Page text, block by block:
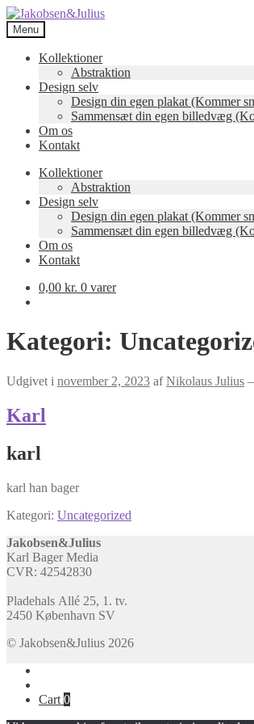
Spring
til
navigation
Spring
til
indhold
Menu
Kollektioner
Abstraktion
Design selv
Design din egen plakat (Kommer
Sammensæt din egen billedvæg
Om os
Kontakt
Kollektioner
Abstraktion
Design selv
Design din egen plakat (Kommer
Sammensæt din egen billedvæg
Om os
Kontakt
0,00 kr. 0 varer
Kategori:
Udgivet i november 2, 2023 afNikolaus Julius
Karl
karl
karl han bager
Kategori: Uncategorized
Jakobsen&Julius
Karl Bager Media
CVR: 42542830
Pladehals Allé 25, 1. tv.
2450 København SV
© Jakobsen&Julius 2026
Cart 0